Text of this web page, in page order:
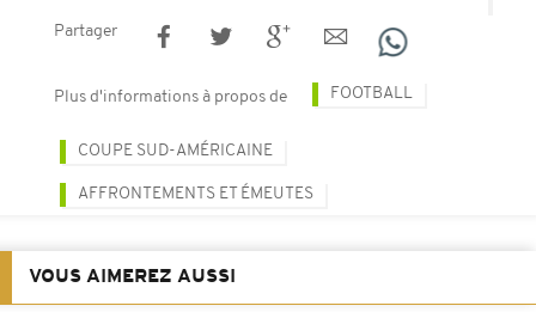
Partager
Plus d'informations à propos de FOOTBALL
COUPE SUD-AMÉRICAINE
AFFRONTEMENTS ET ÉMEUTES
VOUS AIMEREZ AUSSI